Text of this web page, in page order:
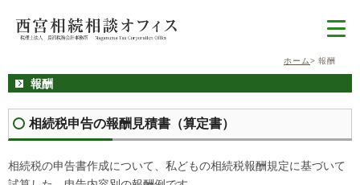
ホーム 報酬
報酬
相続税申告の報酬見積書（算定書）
相続税の申告書作成について、私どもの相続税報酬規定に基づいて